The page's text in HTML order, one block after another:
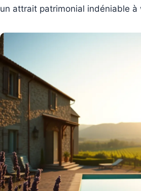
un attrait patrimonial indéniable à